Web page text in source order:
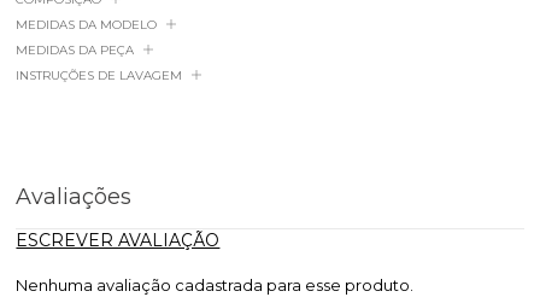
MEDIDAS DA MODELO
MEDIDAS DA PEÇA
INSTRUÇÕES DE LAVAGEM
Avaliações
ESCREVER AVALIAÇÃO
Nenhuma avaliação cadastrada para esse produto.